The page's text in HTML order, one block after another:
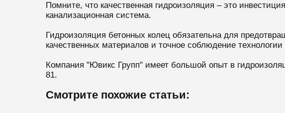
Помните, что качественная гидроизоляция – это
канализационная система.
Гидроизоляция бетонных колец обязательна для
качественных материалов и точное соблюдение
Компания "Ювикс Групп" имеет большой опыт в
81.
Смотрите похожие статьи: